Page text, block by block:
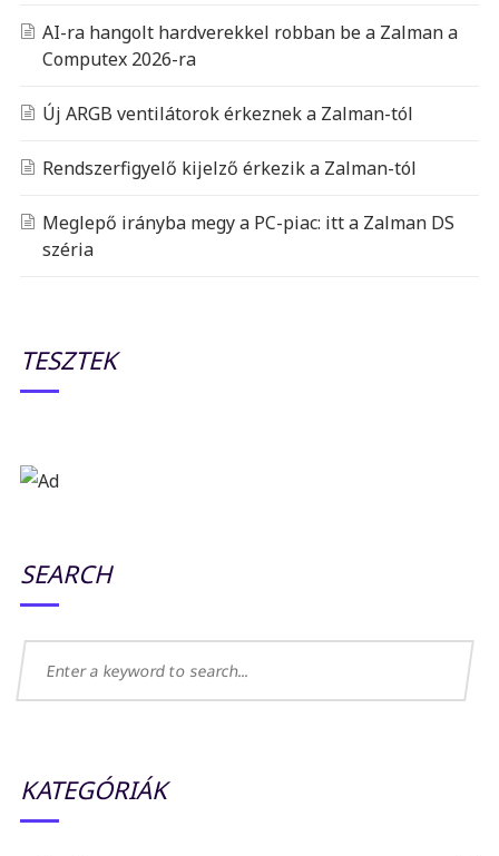
AI-ra hangolt hardverekkel robban be a Zalman a
Computex 2026-ra
Új ARGB ventilátorok érkeznek a Zalman-tól
Rendszerfigyelő kijelző érkezik a Zalman-tól
Meglepő irányba megy a PC-piac: itt a Zalman DS
széria
TESZTEK
SEARCH
KATEGÓRIÁK